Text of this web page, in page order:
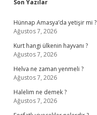
Sidebar
Son Yazılar
Hünnap Amasya’da yetişir mi ?
Ağustos 7, 2026
Kurt hangi ülkenin hayvanı ?
Ağustos 7, 2026
Helva ne zaman yenmeli ?
Ağustos 7, 2026
Halelim ne demek ?
Ağustos 7, 2026